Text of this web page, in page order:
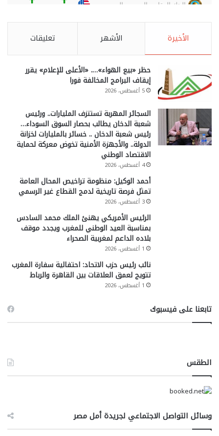
الأخيرة الأشهر تعليقات
حظر «بيع الهواء»…. «الأعلى للإعلام» يقرر
إيقاف البرامج المخالفة فورا
5 أغسطس، 2026
السجائر المهربة تستنزف المليارات.. ورئيس
شعبة الدخان يطالب بحصار السوق السوداء…
رئيس شعبة الدخان .. خسائر بالمليارات لخزانة
الدولة.. والأجهزة الأمنية تخوض معركة لحماية
الاقتصاد الوطني
4 أغسطس، 2026
أحمد الوكيل: منظومة تراخيص المحال العامة
تمثل فرصة تاريخية لدمج القطاع غير الرسمي
3 أغسطس، 2026
الرئيس الأمريكي يهنئ الملك محمد السادس
بمناسبة العيد الوطني للمغرب ويجدد موقف
بلاده الداعم لمغربية الصحراء
1 أغسطس، 2026
نائب رئيس حزب الاتحاد: احتفالية سفارة المغرب
تتويج لعمق العلاقات بين القاهرة والرباط
1 أغسطس، 2026
تابعنا على فيسبوك
الطقس
وسائل التواصل الاجتماعي لجريدة أمل مصر